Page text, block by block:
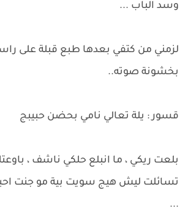
وسد الباب ...
لزمني من كتفي بعدها طبع قبلة على
بخشونة صوته..
قسور : يلة تعالي نامي بحضن حبيبج
بلعت ريكي ، ما انبلع حلكي ناشف ،
تسائلت ليش هيج سويت بية مو جنت
...